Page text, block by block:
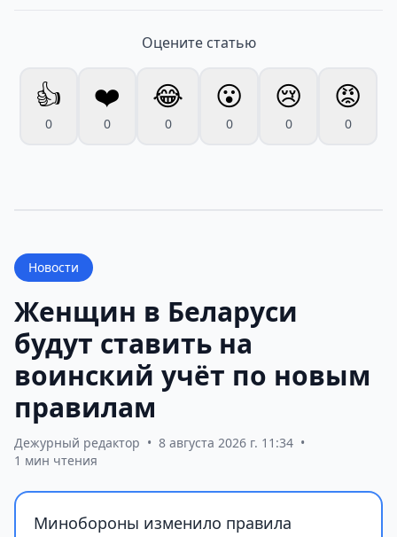
Оцените статью
👍
0
❤️
0
😂
0
😮
0
😢
0
😡
0
Новости
Женщин в Беларуси
будут ставить на
воинский учёт по новым
правилам
Дежурный редактор • 8 августа 2026 г. 11:34 •
1 мин чтения
Минобороны изменило правила